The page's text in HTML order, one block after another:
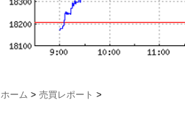
ホーム > 売買レポート >